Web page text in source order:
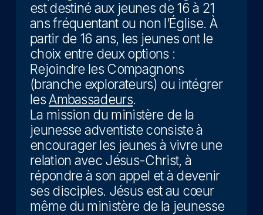
est destiné aux jeunes de 16 à 21
ans fréquentant ou non l’Église. À
partir de 16 ans, les jeunes ont le
choix entre deux options :
Rejoindre les Compagnons
(branche explorateurs) ou intégrer
lesAmbassadeurs.
La mission du ministère de la
jeunesse adventiste consiste à
encourager les jeunes à vivre une
relation avec Jésus-Christ, à
répondre à son appel et à devenir
ses disciples. Jésus est au cœur
même du ministère de la jeunesse